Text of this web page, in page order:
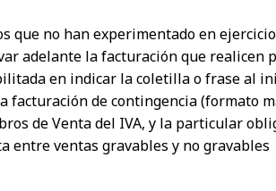
que no han experimentado en
adelante la facturación que realicen
en indicar la coletilla o frase al
facturación de contingencia (formato
de Venta del IVA, y la particular
entre ventas gravables y no gravables